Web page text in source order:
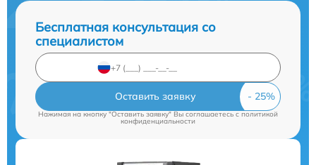
Бесплатная консультация со
специалистом
Оставить заявку
Нажимая на кнопку "Оставить заявку" Вы соглашаетесь cполитикой
конфиденциальности